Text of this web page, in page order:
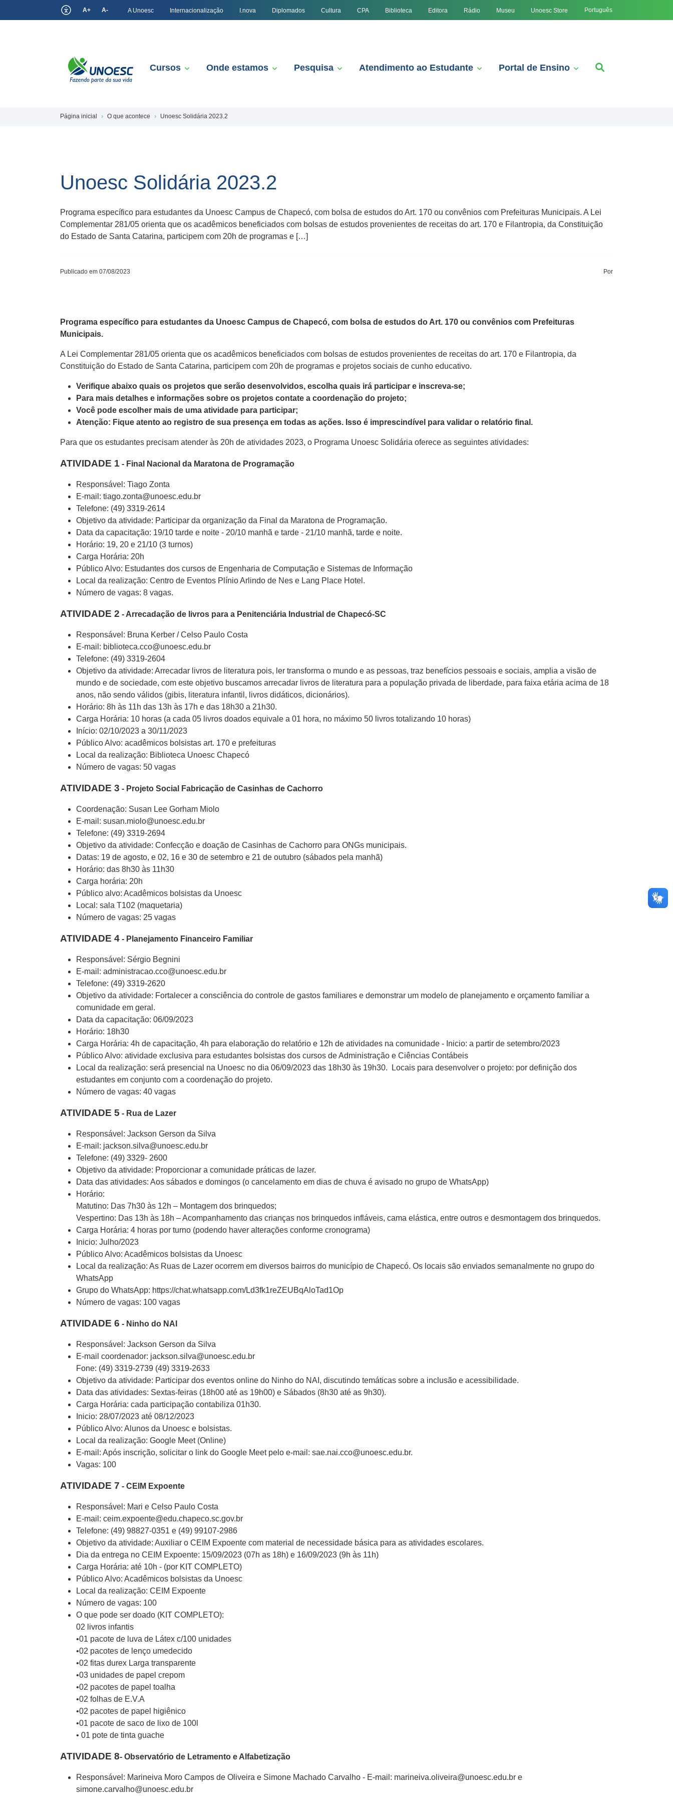
A+ A- A Unoesc Internacionalização I.nova Diplomados Cultura CPA Biblioteca Editora Rádio Museu Unoesc Store Português
Cursos Onde estamos Pesquisa Atendimento ao Estudante Portal de Ensino
Página inicial O que acontece Unoesc Solidária 2023.2
Unoesc Solidária 2023.2
Programa específico para estudantes da Unoesc Campus de Chapecó, com bolsa de estudos do Art. 170 ou convênios com Prefeituras Municipais. A Lei
Complementar 281/05 orienta que os acadêmicos beneficiados com bolsas de estudos provenientes de receitas do art. 170 e Filantropia, da Constituição
do Estado de Santa Catarina, participem com 20h de programas e […]
Publicado em 07/08/2023 Por
Programa específico para estudantes da Unoesc Campus de Chapecó, com bolsa de estudos do Art. 170 ou convênios com Prefeituras
Municipais.
A Lei Complementar 281/05 orienta que os acadêmicos beneficiados com bolsas de estudos provenientes de receitas do art. 170 e Filantropia, da
Constituição do Estado de Santa Catarina, participem com 20h de programas e projetos sociais de cunho educativo.
Verifique abaixo quais os projetos que serão desenvolvidos, escolha quais irá participar e inscreva-se;
Para mais detalhes e informações sobre os projetos contate a coordenação do projeto;
Você pode escolher mais de uma atividade para participar;
Atenção: Fique atento ao registro de sua presença em todas as ações. Isso é imprescindível para validar o relatório final.
Para que os estudantes precisam atender às 20h de atividades 2023, o Programa Unoesc Solidária oferece as seguintes atividades:
ATIVIDADE 1 - Final Nacional da Maratona de Programação
Responsável: Tiago Zonta
E-mail: tiago.zonta@unoesc.edu.br
Telefone: (49) 3319-2614
Objetivo da atividade: Participar da organização da Final da Maratona de Programação.
Data da capacitação: 19/10 tarde e noite - 20/10 manhã e tarde - 21/10 manhã, tarde e noite.
Horário: 19, 20 e 21/10 (3 turnos)
Carga Horária: 20h
Público Alvo: Estudantes dos cursos de Engenharia de Computação e Sistemas de Informação
Local da realização: Centro de Eventos Plínio Arlindo de Nes e Lang Place Hotel.
Número de vagas: 8 vagas.
ATIVIDADE 2 - Arrecadação de livros para a Penitenciária Industrial de Chapecó-SC
Responsável: Bruna Kerber / Celso Paulo Costa
E-mail: biblioteca.cco@unoesc.edu.br
Telefone: (49) 3319-2604
Objetivo da atividade: Arrecadar livros de literatura pois, ler transforma o mundo e as pessoas, traz benefícios pessoais e sociais, amplia a visão de
mundo e de sociedade, com este objetivo buscamos arrecadar livros de literatura para a população privada de liberdade, para faixa etária acima de 18
anos, não sendo válidos (gibis, literatura infantil, livros didáticos, dicionários).
Horário: 8h às 11h das 13h às 17h e das 18h30 a 21h30.
Carga Horária: 10 horas (a cada 05 livros doados equivale a 01 hora, no máximo 50 livros totalizando 10 horas)
Início: 02/10/2023 a 30/11/2023
Público Alvo: acadêmicos bolsistas art. 170 e prefeituras
Local da realização: Biblioteca Unoesc Chapecó
Número de vagas: 50 vagas
ATIVIDADE 3 - Projeto Social Fabricação de Casinhas de Cachorro
Coordenação: Susan Lee Gorham Miolo
E-mail: susan.miolo@unoesc.edu.br
Telefone: (49) 3319-2694
Objetivo da atividade: Confecção e doação de Casinhas de Cachorro para ONGs municipais.
Datas: 19 de agosto, e 02, 16 e 30 de setembro e 21 de outubro (sábados pela manhã)
Horário: das 8h30 às 11h30
Carga horária: 20h
Público alvo: Acadêmicos bolsistas da Unoesc
Local: sala T102 (maquetaria)
Número de vagas: 25 vagas
ATIVIDADE 4 - Planejamento Financeiro Familiar
Responsável: Sérgio Begnini
E-mail: administracao.cco@unoesc.edu.br
Telefone: (49) 3319-2620
Objetivo da atividade: Fortalecer a consciência do controle de gastos familiares e demonstrar um modelo de planejamento e orçamento familiar a
comunidade em geral.
Data da capacitação: 06/09/2023
Horário: 18h30
Carga Horária: 4h de capacitação, 4h para elaboração do relatório e 12h de atividades na comunidade - Inicio: a partir de setembro/2023
Público Alvo: atividade exclusiva para estudantes bolsistas dos cursos de Administração e Ciências Contábeis
Local da realização: será presencial na Unoesc no dia 06/09/2023 das 18h30 às 19h30. Locais para desenvolver o projeto: por definição dos
estudantes em conjunto com a coordenação do projeto.
Número de vagas: 40 vagas
ATIVIDADE 5 - Rua de Lazer
Responsável: Jackson Gerson da Silva
E-mail: jackson.silva@unoesc.edu.br
Telefone: (49) 3329- 2600
Objetivo da atividade: Proporcionar a comunidade práticas de lazer.
Data das atividades: Aos sábados e domingos (o cancelamento em dias de chuva é avisado no grupo de WhatsApp)
Horário:
Matutino: Das 7h30 às 12h – Montagem dos brinquedos;
Vespertino: Das 13h às 18h – Acompanhamento das crianças nos brinquedos infláveis, cama elástica, entre outros e desmontagem dos brinquedos.
Carga Horária: 4 horas por turno (podendo haver alterações conforme cronograma)
Inicio: Julho/2023
Público Alvo: Acadêmicos bolsistas da Unoesc
Local da realização: As Ruas de Lazer ocorrem em diversos bairros do município de Chapecó. Os locais são enviados semanalmente no grupo do
WhatsApp
Grupo do WhatsApp: https://chat.whatsapp.com/Ld3fk1reZEUBqAloTad1Op
Número de vagas: 100 vagas
ATIVIDADE 6 - Ninho do NAI
Responsável: Jackson Gerson da Silva
E-mail coordenador: jackson.silva@unoesc.edu.br
Fone: (49) 3319-2739 (49) 3319-2633
Objetivo da atividade: Participar dos eventos online do Ninho do NAI, discutindo temáticas sobre a inclusão e acessibilidade.
Data das atividades: Sextas-feiras (18h00 até as 19h00) e Sábados (8h30 até as 9h30).
Carga Horária: cada participação contabiliza 01h30.
Inicio: 28/07/2023 até 08/12/2023
Público Alvo: Alunos da Unoesc e bolsistas.
Local da realização: Google Meet (Online)
E-mail: Após inscrição, solicitar o link do Google Meet pelo e-mail: sae.nai.cco@unoesc.edu.br.
Vagas: 100
ATIVIDADE 7 - CEIM Expoente
Responsável: Mari e Celso Paulo Costa
E-mail: ceim.expoente@edu.chapeco.sc.gov.br
Telefone: (49) 98827-0351 e (49) 99107-2986
Objetivo da atividade: Auxiliar o CEIM Expoente com material de necessidade básica para as atividades escolares.
Dia da entrega no CEIM Expoente: 15/09/2023 (07h as 18h) e 16/09/2023 (9h às 11h)
Carga Horária: até 10h - (por KIT COMPLETO)
Público Alvo: Acadêmicos bolsistas da Unoesc
Local da realização: CEIM Expoente
Número de vagas: 100
O que pode ser doado (KIT COMPLETO):
02 livros infantis
•01 pacote de luva de Látex c/100 unidades
•02 pacotes de lenço umedecido
•02 fitas durex Larga transparente
•03 unidades de papel crepom
•02 pacotes de papel toalha
•02 folhas de E.V.A
•02 pacotes de papel higiênico
•01 pacote de saco de lixo de 100l
• 01 pote de tinta guache
ATIVIDADE 8- Observatório de Letramento e Alfabetização
Responsável: Marineiva Moro Campos de Oliveira e Simone Machado Carvalho - E-mail: marineiva.oliveira@unoesc.edu.br e
simone.carvalho@unoesc.edu.br